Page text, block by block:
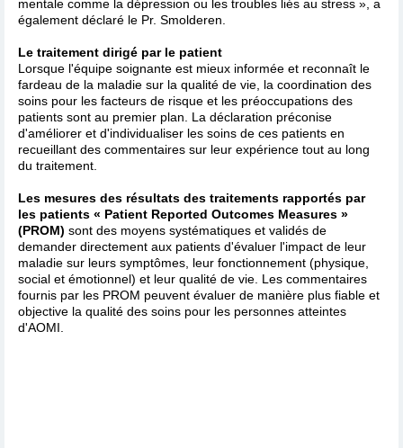
mentale comme la dépression ou les troubles liés au stress », a
également déclaré le Pr. Smolderen.
Le traitement dirigé par le patient
Lorsque l'équipe soignante est mieux informée et reconnaît le
fardeau de la maladie sur la qualité de vie, la coordination des
soins pour les facteurs de risque et les préoccupations des
patients sont au premier plan. La déclaration préconise
d'améliorer et d'individualiser les soins de ces patients en
recueillant des commentaires sur leur expérience tout au long
du traitement.
Les mesures des résultats des traitements rapportés par
les patients « Patient Reported Outcomes Measures »
(PROM) sont des moyens systématiques et validés de
demander directement aux patients d'évaluer l'impact de leur
maladie sur leurs symptômes, leur fonctionnement (physique,
social et émotionnel) et leur qualité de vie. Les commentaires
fournis par les PROM peuvent évaluer de manière plus fiable et
objective la qualité des soins pour les personnes atteintes
d'AOMI.